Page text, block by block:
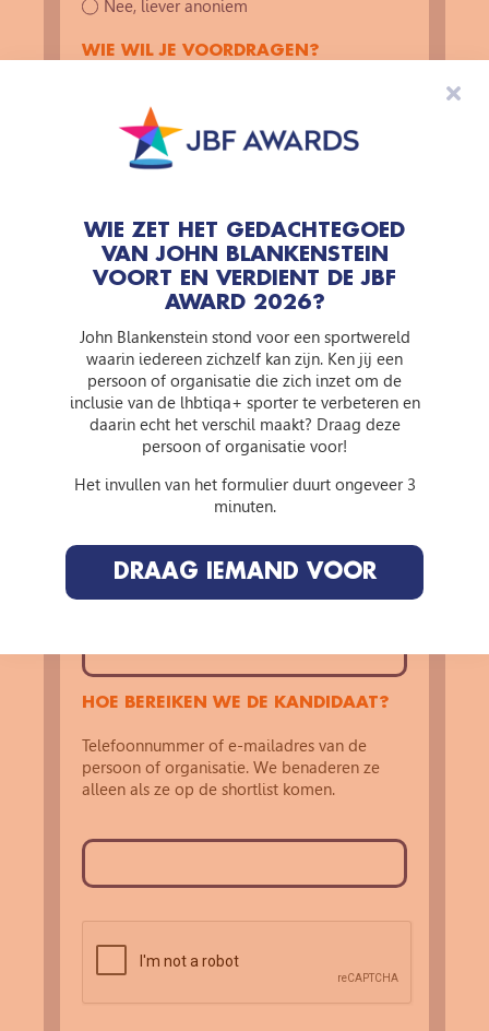
Nee, liever anoniem
WIE WIL JE VOORDRAGEN?
ze ergens aan verbonden zijn, een club,
school, stichting, wijk, schrijf dat erbij.
WAAROM?
Wat doen ze, voor wie, en hoe lang al? Wat
maakt hun aanpak bijzonder? Een voorbeeld
of anekdote helpt enorm. Hoe meer
informatie hoe beter!
HEB JE IETS OM NAAR TE
VERWIJZEN? (OPTIONEEL)
Een website, artikel, video of social media.
Alles wat ons helpt ze beter te begrijpen.
HOE BEREIKEN WE DE KANDIDAAT?
Telefoonnummer of e-mailadres van de
persoon of organisatie. We benaderen ze
alleen als ze op de shortlist komen.
WIE ZET HET GEDACHTEGOED
VAN JOHN BLANKENSTEIN
VOORT EN VERDIENT DE JBF
AWARD 2026?
John Blankenstein stond voor een sportwereld
waarin iedereen zichzelf kan zijn. Ken jij een
persoon of organisatie die zich inzet om de
inclusie van de lhbtiqa+ sporter te verbeteren en
daarin echt het verschil maakt? Draag deze
persoon of organisatie voor!
Het invullen van het formulier duurt ongeveer 3
minuten.
DRAAG IEMAND VOOR